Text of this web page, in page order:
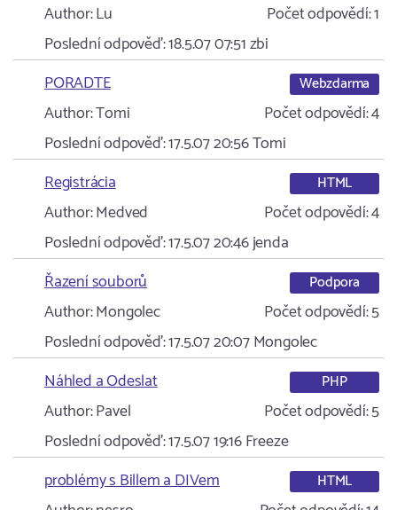
Author:Lu Počet odpovědí:1
Poslední odpověď:18.5.07 07:51zbi
PORADTE
Webzdarma
Author:Tomi Počet odpovědí:4
Poslední odpověď:17.5.07 20:56Tomi
Registrácia
HTML
Author:Medved Počet odpovědí:4
Poslední odpověď:17.5.07 20:46jenda
Řazení souborů
Podpora
Author:Mongolec Počet odpovědí:5
Poslední odpověď:17.5.07 20:07Mongolec
Náhled a Odeslat
PHP
Author:Pavel Počet odpovědí:5
Poslední odpověď:17.5.07 19:16Freeze
problémy s Billem a DIVem
HTML